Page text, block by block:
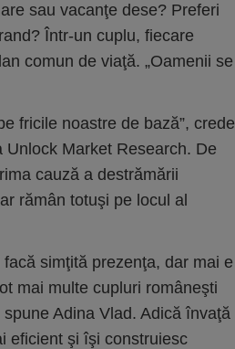
sau vacanţe dese? Preferi
Într-un cuplu, fiecare
comun de viaţă. „Oamenii se
fricile noastre de bază”, crede
Market Research. De
cauză a destrămării
rămân totuşi pe locul al
simţită prezenţa, dar mai e
mai multe cupluri româneşti
Adina Vlad. Adică învaţă
eficient şi îşi construiesc